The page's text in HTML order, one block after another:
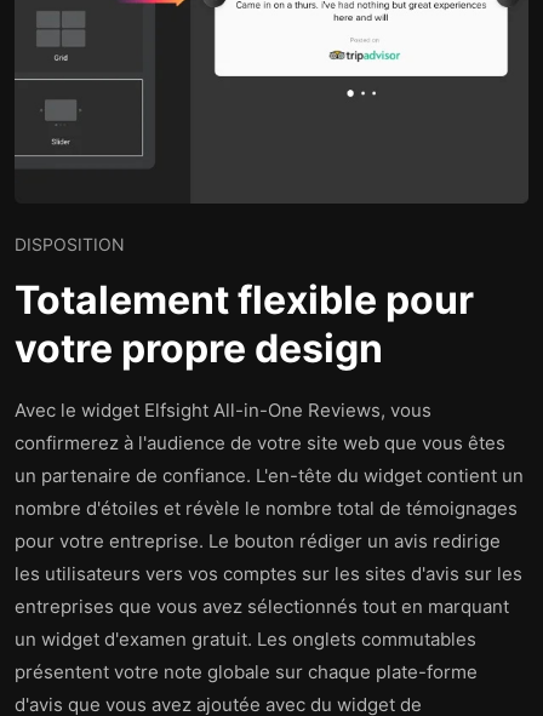
DISPOSITION
Totalement flexible pour
votre propre design
Avec le widget Elfsight All-in-One Reviews, vous
confirmerez à l'audience de votre site web que vous êtes
un partenaire de confiance. L'en-tête du widget contient un
nombre d'étoiles et révèle le nombre total de témoignages
pour votre entreprise. Le bouton rédiger un avis redirige
les utilisateurs vers vos comptes sur les sites d'avis sur les
entreprises que vous avez sélectionnés tout en marquant
un widget d'examen gratuit. Les onglets commutables
présentent votre note globale sur chaque plate-forme
d'avis que vous avez ajoutée avec du widget de